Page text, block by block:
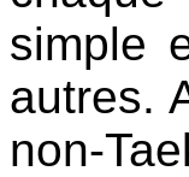
simple
autres.
non-